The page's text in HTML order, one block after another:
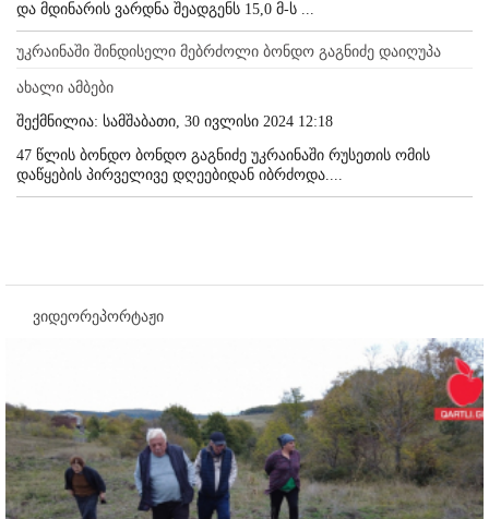
და მდინარის ვარდნა შეადგენს 15,0 მ-ს ...
უკრაინაში შინდისელი მებრძოლი ბონდო გაგნიძე დაიღუპა
ახალი ამბები
შექმნილია: სამშაბათი, 30 ივლისი 2024 12:18
47 წლის ბონდო ბონდო გაგნიძე უკრაინაში რუსეთის ომის
დაწყების პირველივე დღეებიდან იბრძოდა....
ვიდეორეპორტაჟი